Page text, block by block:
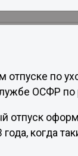
по
ОСФР по
отпуск
когда